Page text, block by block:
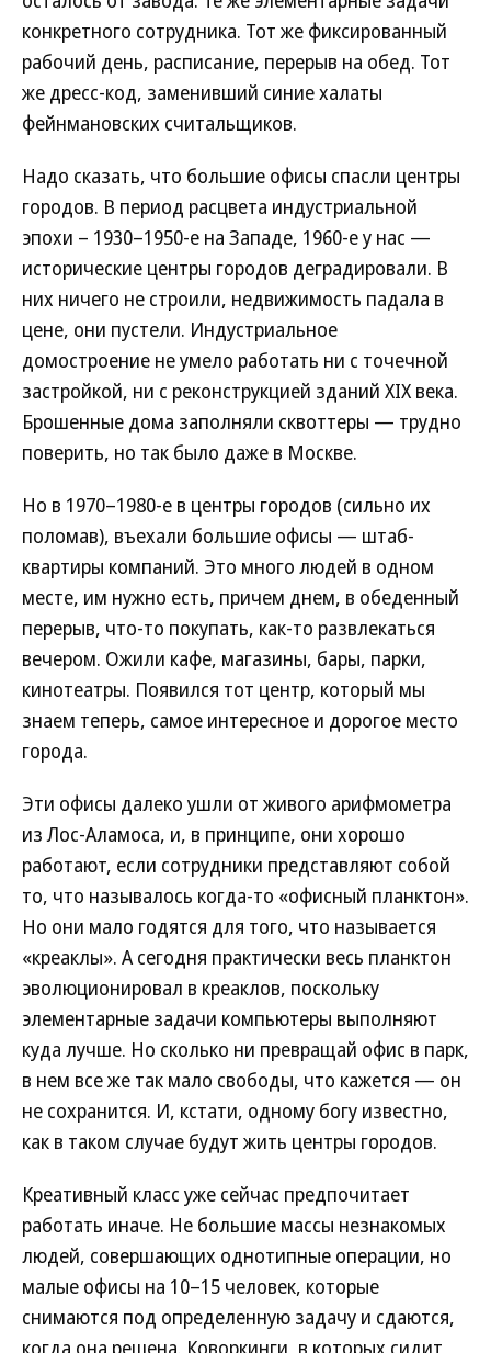
конкретного сотрудника. Тот же фиксированный
рабочий день, расписание, перерыв на обед. Тот
же дресс-код, заменивший синие халаты
фейнмановских считальщиков.
Надо сказать, что большие офисы спасли центры
городов. В период расцвета индустриальной
эпохи – 1930–1950-е на Западе, 1960-е у нас —
исторические центры городов деградировали. В
них ничего не строили, недвижимость падала в
цене, они пустели. Индустриальное
домостроение не умело работать ни с точечной
застройкой, ни с реконструкцией зданий XIX века.
Брошенные дома заполняли сквоттеры — трудно
поверить, но так было даже в Москве.
Но в 1970–1980-е в центры городов (сильно их
поломав), въехали большие офисы — штаб-
квартиры компаний. Это много людей в одном
месте, им нужно есть, причем днем, в обеденный
перерыв, что-то покупать, как-то развлекаться
вечером. Ожили кафе, магазины, бары, парки,
кинотеатры. Появился тот центр, который мы
знаем теперь, самое интересное и дорогое место
города.
Эти офисы далеко ушли от живого арифмометра
из Лос-Аламоса, и, в принципе, они хорошо
работают, если сотрудники представляют собой
то, что называлось когда-то «офисный планктон».
Но они мало годятся для того, что называется
«креаклы». А сегодня практически весь планктон
эволюционировал в креаклов, поскольку
элементарные задачи компьютеры выполняют
куда лучше. Но сколько ни превращай офис в парк,
в нем все же так мало свободы, что кажется — он
не сохранится. И, кстати, одному богу известно,
как в таком случае будут жить центры городов.
Креативный класс уже сейчас предпочитает
работать иначе. Не большие массы незнакомых
людей, совершающих однотипные операции, но
малые офисы на 10–15 человек, которые
снимаются под определенную задачу и сдаются,
когда она решена. Коворкинги, в которых сидит